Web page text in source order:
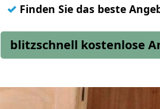
✓ Finden Sie das beste
blitzschnell kostenlose